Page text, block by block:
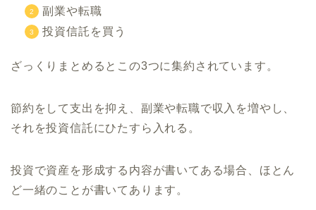
副業や転職
投資信託を買う
ざっくりまとめるとこの3つに集約されています。
節約をして支出を抑え、副業や転職で収入を増やし、
それを投資信託にひたすら入れる。
投資で資産を形成する内容が書いてある場合、ほとん
ど一緒のことが書いてあります。